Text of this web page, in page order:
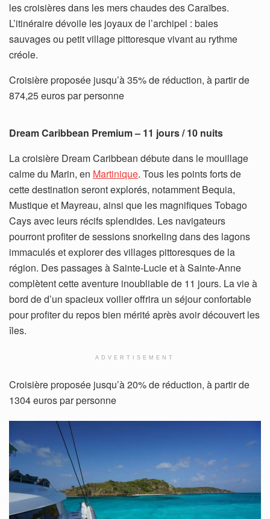
les croisières dans les mers chaudes des Caraïbes.
L’itinéraire dévoile les joyaux de l’archipel : baies
sauvages ou petit village pittoresque vivant au rythme
créole.
Croisière proposée jusqu’à 35% de réduction, à partir de
874,25 euros par personne
Dream Caribbean Premium – 11 jours / 10 nuits
La croisière Dream Caribbean débute dans le mouillage
calme du Marin, en Martinique. Tous les points forts de
cette destination seront explorés, notamment Bequia,
Mustique et Mayreau, ainsi que les magnifiques Tobago
Cays avec leurs récifs splendides. Les navigateurs
pourront profiter de sessions snorkeling dans des lagons
immaculés et explorer des villages pittoresques de la
région. Des passages à Sainte-Lucie et à Sainte-Anne
complètent cette aventure inoubliable de 11 jours. La vie à
bord de d’un spacieux voilier offrira un séjour confortable
pour profiter du repos bien mérité après avoir découvert les
îles.
ADVERTISEMENT
Croisière proposée jusqu’à 20% de réduction, à partir de
1304 euros par personne